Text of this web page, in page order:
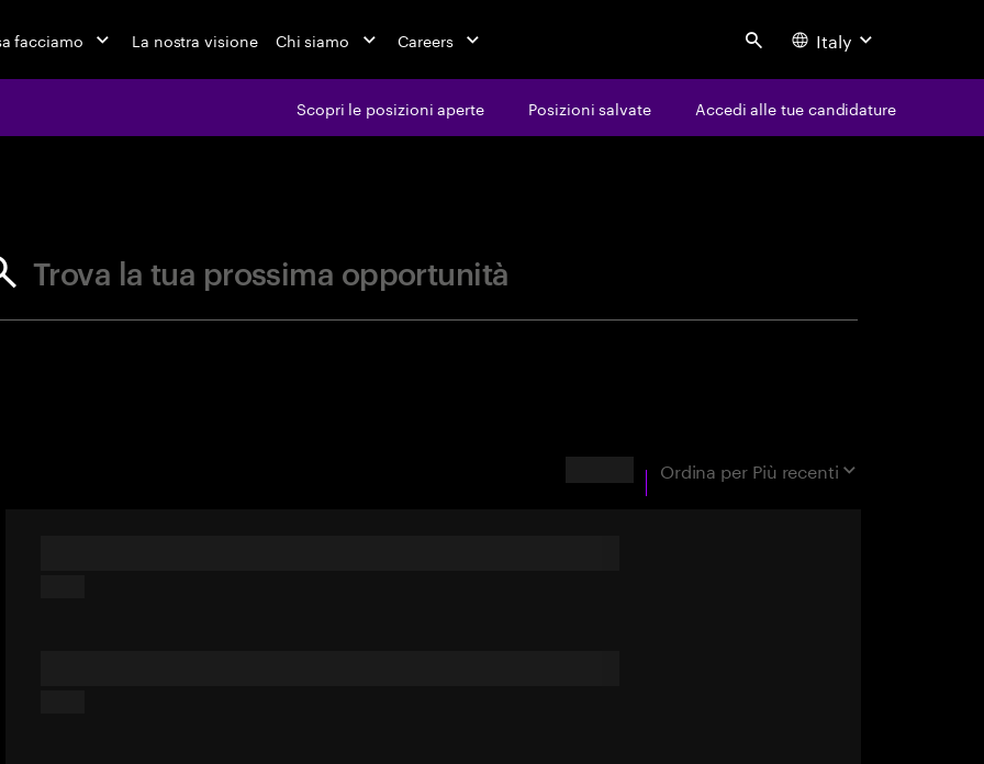
facciamo La nostra visione Chi siamo Careers Search Italy
Scopri le posizioni aperte Posizioni salvate Accedi alle tue candidature
Trova la tua prossima opportunità
Ordina per Più recenti